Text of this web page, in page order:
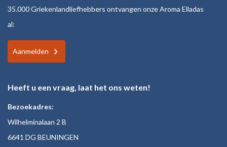
35.000 Griekenlandliefhebbers ontvangen onze Aroma Elladas
al:
Aanmelden
Heeft u een vraag, laat het ons weten!
Bezoekadres:
Wilhelminalaan 2 B
6641 DG BEUNINGEN